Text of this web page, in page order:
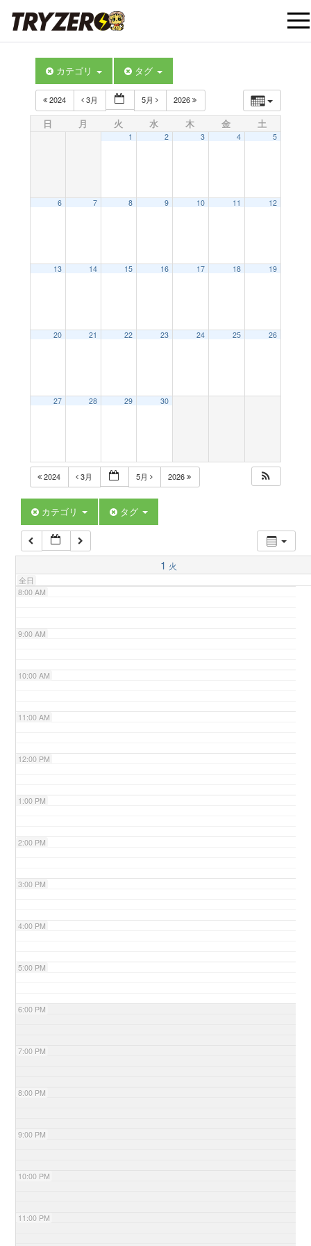
t
i
カテゴリ タグ
2024 3月 5月 2026
日 月 火 水 木 金 土
1 2 3 4 5
6 7 8 9 10 11 12
13 14 15 16 17 18 19
20 21 22 23 24 25 26
27 28 29 30
2024 3月 5月 2026
カテゴリ タグ
1 火
全日
5:00 AM
6:00 AM
7:00 AM
8:00 AM
9:00 AM
10:00 AM
11:00 AM
12:00 PM
1:00 PM
2:00 PM
3:00 PM
4:00 PM
5:00 PM
6:00 PM
7:00 PM
8:00 PM
9:00 PM
10:00 PM
11:00 PM